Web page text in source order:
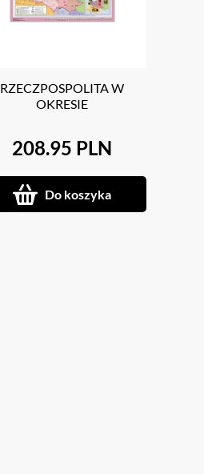
RZECZPOSPOLITA W
OKRESIE
208.95 PLN
Do koszyka